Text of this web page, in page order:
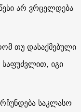
არ ვრცელდება
თუ დასაქმებული
იგი
საკლასო